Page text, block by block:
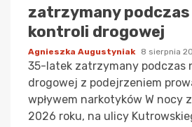
zatrzymany
kontroli drogowej
Agnieszka Augustyniak 8 sierpnia
35-latek zatrzymany podczas
drogowej z podejrzeniem
wpływem narkotyków W nocy
2026 roku, na ulicy